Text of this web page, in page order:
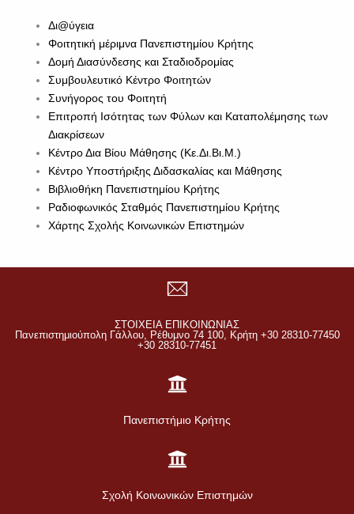
Δι@ύγεια
Φοιτητική μέριμνα Πανεπιστημίου Κρήτης
Δομή Διασύνδεσης και Σταδιοδρομίας
Συμβουλευτικό Κέντρο Φοιτητών
Συνήγορος του Φοιτητή
Επιτροπή Ισότητας των Φύλων και Καταπολέμησης των
Διακρίσεων
Κέντρο Δια Βίου Μάθησης (Κε.Δι.Βι.Μ.)
Κέντρο Υποστήριξης Διδασκαλίας και Μάθησης
Βιβλιοθήκη Πανεπιστημίου Κρήτης
Ραδιοφωνικός Σταθμός Πανεπιστημίου Κρήτης
Χάρτης Σχολής Κοινωνικών Επιστημών
ΣΤΟΙΧΕΙΑ ΕΠΙΚΟΙΝΩΝΙΑΣ
Πανεπιστημιούπολη Γάλλου, Ρέθυμνο 74 100, Κρήτη +30 28310-77450
+30 28310-77451
Πανεπιστήμιο Κρήτης
Σχολή Κοινωνικών Επιστημών